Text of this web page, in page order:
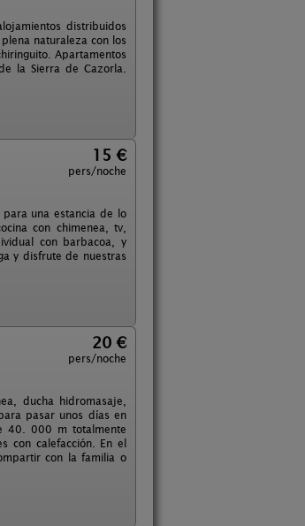
distribuidos
naturaleza con los
Apartamentos
la Sierra de Cazorla.
15 €
pers/noche
una estancia de lo
con chimenea, tv,
con barbacoa, y
y disfrute de nuestras
20 €
pers/noche
ducha hidromasaje,
pasar unos días en
40. 000 m totalmente
con calefacción. En el
con la familia o